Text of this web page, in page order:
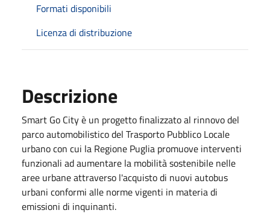
Formati disponibili
Licenza di distribuzione
Descrizione
Smart Go City è un progetto finalizzato al rinnovo del
parco automobilistico del Trasporto Pubblico Locale
urbano con cui la Regione Puglia promuove interventi
funzionali ad aumentare la mobilità sostenibile nelle
aree urbane attraverso l'acquisto di nuovi autobus
urbani conformi alle norme vigenti in materia di
emissioni di inquinanti.